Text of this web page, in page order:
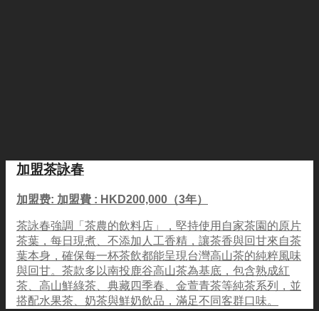
加盟茶詠春
加盟费: 加盟費 : HKD200,000（3年）
茶詠春強調「茶農的飲料店」，堅持使用自家茶園的原片
茶葉，每日現煮、不添加人工香精，讓茶香與回甘來自茶
葉本身，確保每一杯茶飲都能呈現台灣高山茶的純粹風味
與回甘。茶款多以南投鹿谷高山茶為基底，包含熟成紅
茶、高山鮮綠茶、典藏四季春、金萱青茶等純茶系列，並
搭配水果茶、奶茶與鮮奶飲品，滿足不同客群口味。